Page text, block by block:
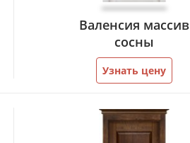
Валенсия массив
сосны
Узнать цену